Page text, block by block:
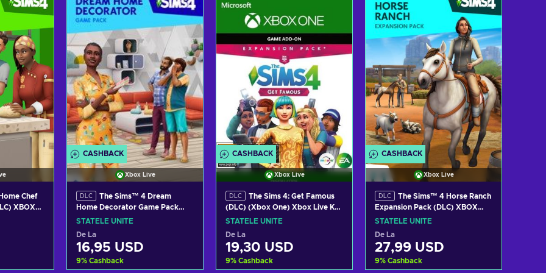
Vezi ofertele Vezi ofertele
Chef
XBOX
CASHBACK
Xbox Live
DLC
The Sims™ 4 Dream
Home Decorator Game Pack
(DLC) XBOX LIVE Key UNITED
STATELE UNITE
De La
16,95 USD
9% Cashback
CASHBACK
Xbox Live
DLC
The Sims 4: Get Famous
(DLC) (Xbox One) Xbox Live Key
UNITED STATES
STATELE UNITE
De La
19,30 USD
9% Cashback
CASHBACK
Xbox Live
DLC
The Sims™ 4 Horse Ranch
Expansion Pack (DLC) XBOX
LIVE Key UNITED STATES
STATELE UNITE
De La
27,99 USD
9% Cashback